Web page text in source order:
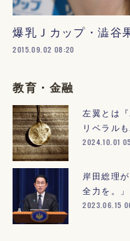
爆乳Ｊカップ・澁谷
2015.09.02 08:20
教育・金融
左翼とは
リベラル
2024.10.01
岸田総理
全力を。」
2023.06.15